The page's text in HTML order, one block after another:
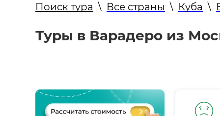
Поиск тура \ Все страны \ Куба \
Туры в Варадеро из